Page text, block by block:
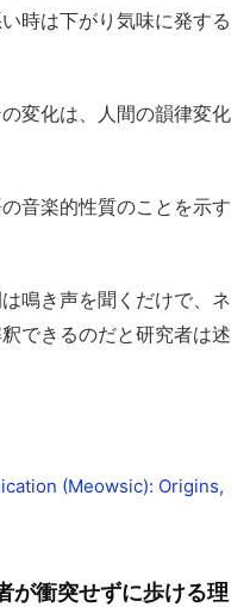
時は下がり気味に発する
変化は、人間の韻律変化
音楽的性質のことを示す
鳴き声を聞くだけで、ネ
できるのだと研究者は述
(Meowsic): Origins,
が衝突せずに歩ける理